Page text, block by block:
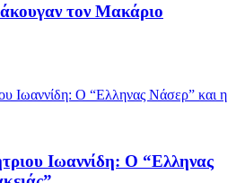
τον Μακάριο
Ιωαννίδη: Ο “Ελληνας